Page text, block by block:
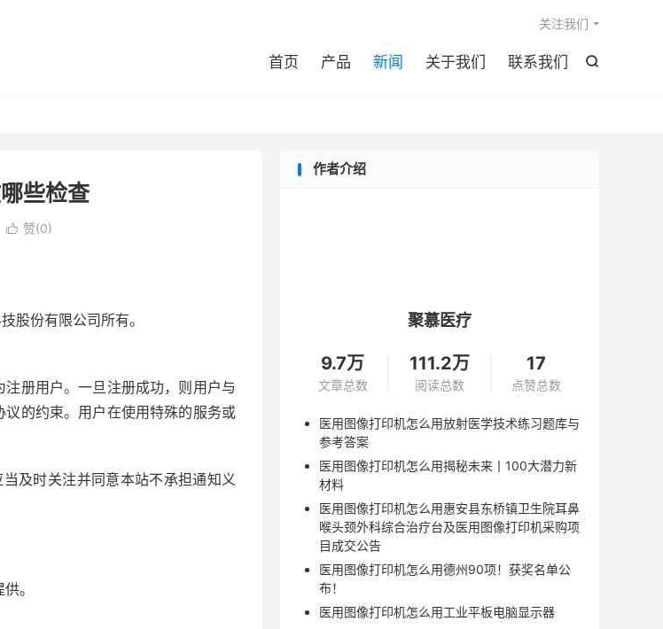

首页 产品 新闻 关于我们 联系我们
关注我们
些检查
 赞(0)
股份有限公司所有。
册用户。一旦注册成功，则用户与
的约束。用户在使用特殊的服务或
及时关注并同意本站不承担通知义
。
作者介绍
聚慕医疗
9.7万
文章总数
111.2万
阅读总数
17
点赞总数
医用图像打印机怎么用放射医学技术练习题库与
参考答案
医用图像打印机怎么用揭秘未来丨100大潜力新
材料
医用图像打印机怎么用惠安县东桥镇卫生院耳鼻
喉头颈外科综合治疗台及医用图像打印机采购项
目成交公告
医用图像打印机怎么用德州90项！获奖名单公
布！
医用图像打印机怎么用工业平板电脑显示器